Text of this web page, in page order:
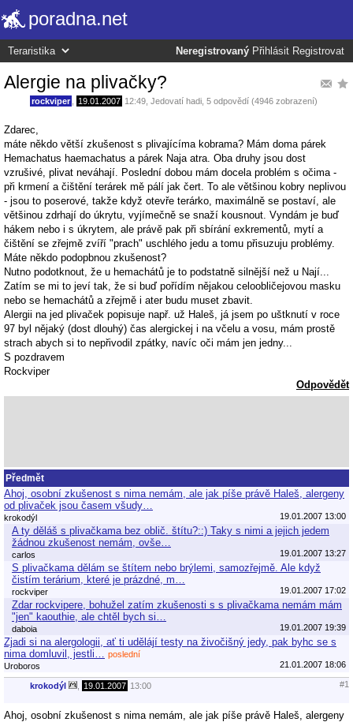
poradna.net
Neregistrovaný Přihlásit Registrovat
Alergie na plivačky?
rockviper 19.01.2007 12:49 Jedovatí hadi , 5 odpovědí (4946 zobrazení)
Zdarec,
máte někdo větší zkušenost s plivajícíma kobrama? Mám doma párek
Hemachatus haemachatus a párek Naja atra. Oba druhy jsou dost
vzrušivé, plivat neváhají. Poslední dobou mám docela problém s očima -
při krmení a čištění terárek mě pálí jak čert. To ale většinou kobry neplivou
- jsou to poserové, takže když otevře terárko, maximálně se postaví, ale
většinou zdrhají do úkrytu, vyjímečně se snaží kousnout. Vyndám je buď
hákem nebo i s úkrytem, ale právě pak při sbírání exkrementů, mytí a
čištění se zřejmě zvíří "prach" uschlého jedu a tomu přisuzuju problémy.
Máte někdo podopbnou zkušenost?
Nutno podotknout, že u hemachátů je to podstatně silnější než u Nají...
Zatím se mi to jeví tak, že si buď pořídím nějakou celoobličejovou masku
nebo se hemachátů a zřejmě i ater budu muset zbavit.
Alergii na jed plivaček popisuje např. už Haleš, já jsem po uštknutí v roce
97 byl nějaký (dost dlouhý) čas alergickej i na včelu a vosu, mám prostě
strach abych si to nepřivodil zpátky, navíc oči mám jen jedny...
S pozdravem
Rockviper
Odpovědět
Předmět
Ahoj, osobní zkušenost s nima nemám, ale jak píše právě Haleš, alergeny
od plivaček jsou časem všudy…
krokodýl 19.01.2007 13:00
A ty děláš s plivačkama bez oblič. štítu?::) Taky s nimi a jejich jedem
žádnou zkušenost nemám, ovše…
carlos 19.01.2007 13:27
S plivačkama dělám se štítem nebo brýlemi, samozřejmě. Ale když
čistím terárium, které je prázdné, m…
rockviper 19.01.2007 17:02
Zdar rockvipere, bohužel zatím zkušenosti s s plivačkama nemám mám
"jen" kaouthie, ale chtěl bych si…
daboia 19.01.2007 19:39
Zjadi si na alergologii, ať ti udělájí testy na živočišný jedy, pak byhc se s
nima domluvil, jestli…
poslední
Uroboros
21.01.2007 18:06
krokodýl 19.01.2007 13:00 #1
Ahoj, osobní zkušenost s nima nemám, ale jak píše právě Haleš, alergeny